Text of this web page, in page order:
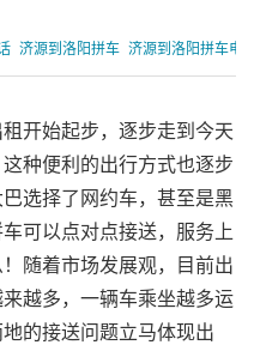
济源到洛阳拼车 济源到洛阳拼车电
开始起步，逐步走到今天
种便利的出行方式也逐步
选择了网约车，甚至是黑
可以点对点接送，服务上
随着市场发展观，目前出
越多，一辆车乘坐越多运
的接送问题立马体现出